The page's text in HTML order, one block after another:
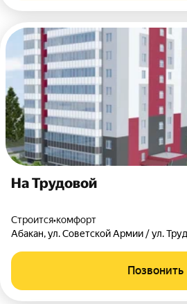
На Трудовой
Строится•комфорт
Абакан,ул. Советской Армии / ул.
Позвонить